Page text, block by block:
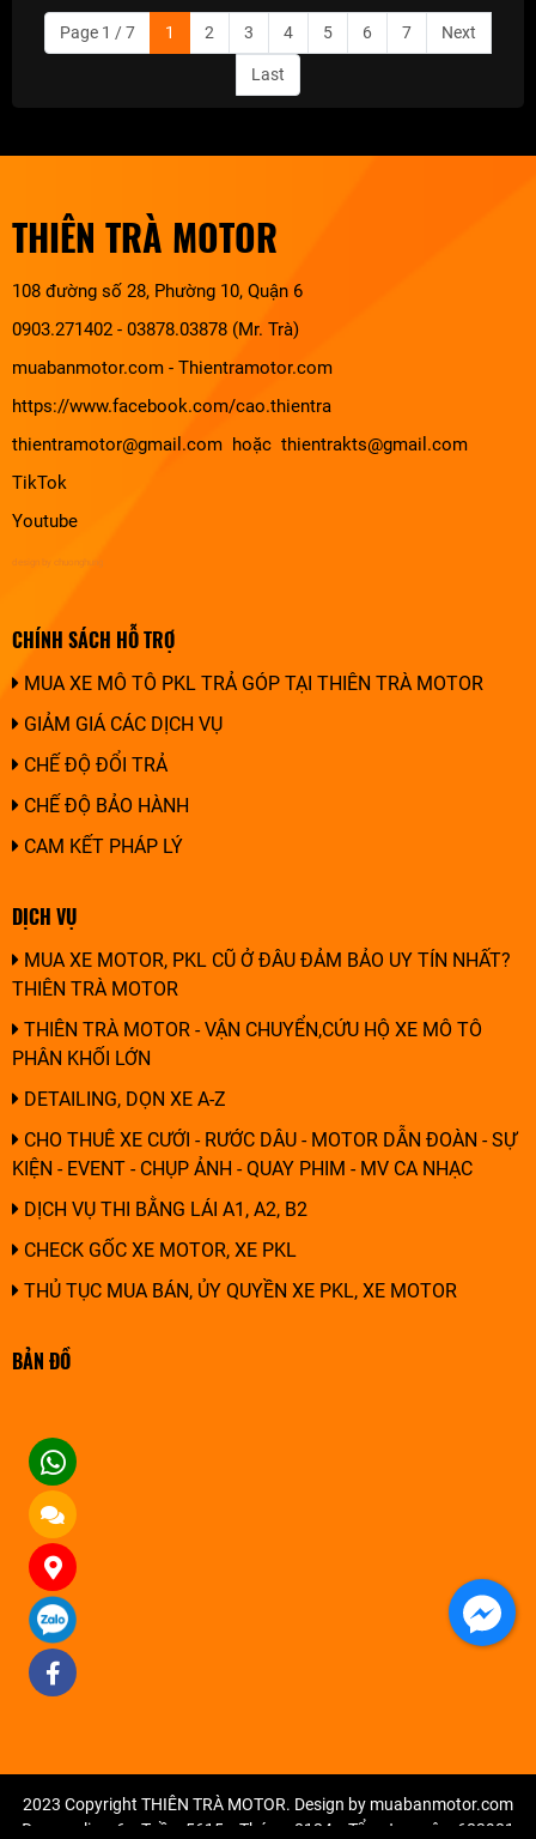
Page 1 / 7 1 2 3 4 5 6 7 Next
Last
THIÊN TRÀ MOTOR
108 đường số 28, Phường 10, Quận 6
0903.271402 - 03878.03878 (Mr. Trà)
muabanmotor.com - Thientramotor.com
https://www.facebook.com/cao.thientra
thientramotor@gmail.com hoặc thientrakts@gmail.com
TikTok
Youtube
design by chuonghung
CHÍNH SÁCH HỖ TRỢ
MUA XE MÔ TÔ PKL TRẢ GÓP TẠI THIÊN TRÀ MOTOR
GIẢM GIÁ CÁC DỊCH VỤ
CHẾ ĐỘ ĐỔI TRẢ
CHẾ ĐỘ BẢO HÀNH
CAM KẾT PHÁP LÝ
DỊCH VỤ
MUA XE MOTOR, PKL CŨ Ở ĐÂU ĐẢM BẢO UY TÍN NHẤT?
THIÊN TRÀ MOTOR
THIÊN TRÀ MOTOR - VẬN CHUYỂN,CỨU HỘ XE MÔ TÔ
PHÂN KHỐI LỚN
DETAILING, DỌN XE A-Z
CHO THUÊ XE CƯỚI - RƯỚC DÂU - MOTOR DẪN ĐOÀN - SỰ
KIỆN - EVENT - CHỤP ẢNH - QUAY PHIM - MV CA NHẠC
DỊCH VỤ THI BẰNG LÁI A1, A2, B2
CHECK GỐC XE MOTOR, XE PKL
THỦ TỤC MUA BÁN, ỦY QUYỀN XE PKL, XE MOTOR
BẢN ĐỒ
2023 Copyright THIÊN TRÀ MOTOR. Design by muabanmotor.com
Đang online: 6
Tuần: 5615 Tháng: 8124 Tổng truy cập: 683981